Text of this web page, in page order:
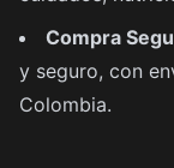
Compra
y seguro, con
Colombia.